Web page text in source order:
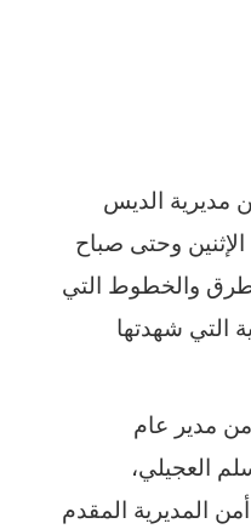
مديرية الديس
وحتى صباح
والخطوط التي
التي شهدتها
من مدير عام
العجيلي،
المديرية المقدم